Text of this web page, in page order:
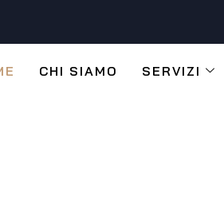
CHI SIAMO SERVIZI